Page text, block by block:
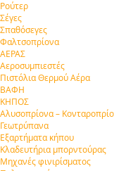
Ρούτερ
Σέγες
Σπαθόσεγες
Φαλτσοπρίονα
ΑΕΡΑΣ
Αεροσυμπιεστές
Πιστόλια Θερμού Αέρα
ΒΑΦΗ
ΚΗΠΟΣ
Αλυσοπρίονα –
Γεωτρύπανα
Εξαρτήματα κήπου
Κλαδευτήρια μπορντούρας
Μηχανές φινιρίσματος